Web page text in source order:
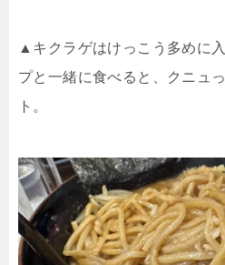
▲キクラゲはけっこう多めに
プと一緒に食べると、クニュ
ト。